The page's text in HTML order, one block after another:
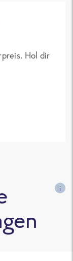
Hol dir
i